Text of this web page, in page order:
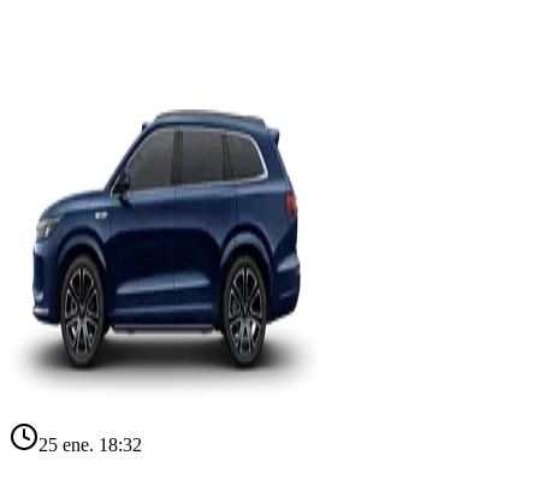
25 ene. 18:32